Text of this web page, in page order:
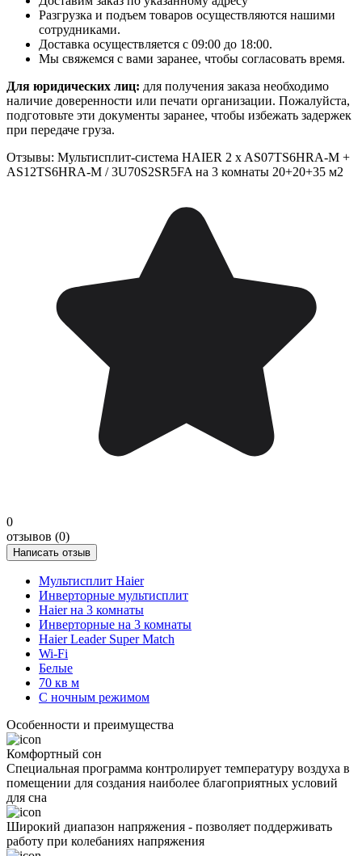
Разгрузка и подъем товаров осуществляются нашими
сотрудниками.
Доставка осуществляется с 09:00 до 18:00.
Мы свяжемся с вами заранее, чтобы согласовать время.
Для юридических лиц: для получения заказа необходимо
наличие доверенности или печати организации. Пожалуйста,
подготовьте эти документы заранее, чтобы избежать задержек
при передаче груза.
Отзывы: Мультисплит-система HAIER 2 x AS07TS6HRA-M +
AS12TS6HRA-M / 3U70S2SR5FA на 3 комнаты 20+20+35 м2
0
отзывов (0)
Написать отзыв
Мультисплит Haier
Инверторные мультисплит
Haier на 3 комнаты
Инверторные на 3 комнаты
Haier Leader Super Match
Wi-Fi
Белые
70 кв м
С ночным режимом
Особенности и преимущества
Комфортный сон
Специальная программа контролирует температуру воздуха в
помещении для создания наиболее благоприятных условий
для сна
Широкий диапазон напряжения - позволяет поддерживать
работу при колебаниях напряжения